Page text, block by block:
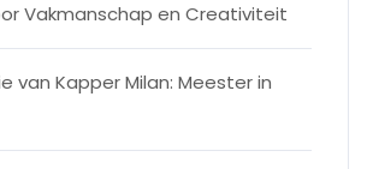
Vakmanschap en Creativiteit
van Kapper Milan: Meester in